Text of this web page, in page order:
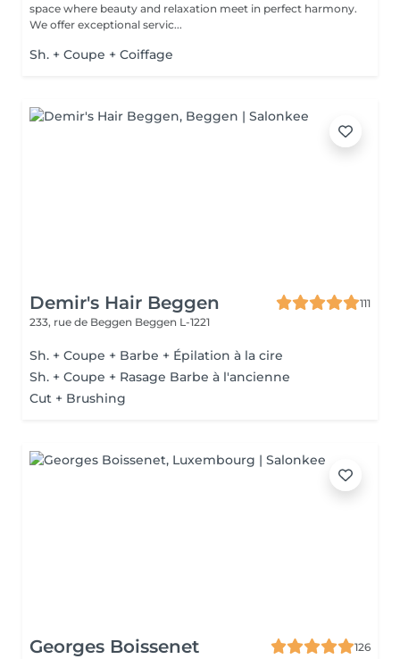
space where beauty and relaxation meet in perfect harmony.
We offer exceptional servic...
Sh. + Coupe + Coiffage
Demir's Hair Beggen
111
233, rue de Beggen Beggen L-1221
Sh. + Coupe + Barbe + Épilation à la cire
Sh. + Coupe + Rasage Barbe à l'ancienne
Cut + Brushing
Georges Boissenet
126